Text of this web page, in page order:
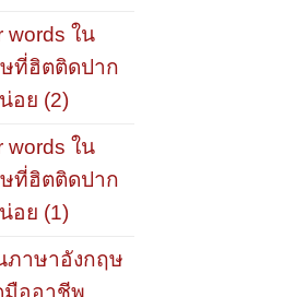
words ใน
ที่ฮิตติดปาก
อย (2)
words ใน
ที่ฮิตติดปาก
อย (1)
ภาษาอังกฤษ
มืออาชีพ